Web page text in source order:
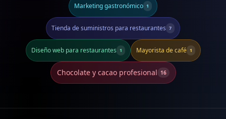
Marketing gastronómico 1
Tienda de suministros para restaurantes 7
Diseño web para restaurantes 1 Mayorista de café 1
Chocolate y cacao profesional 16